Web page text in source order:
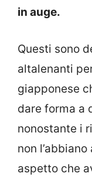
in auge.
Questi sono
altalenanti
giapponese
dare forma a
nonostante i
non
aspetto che